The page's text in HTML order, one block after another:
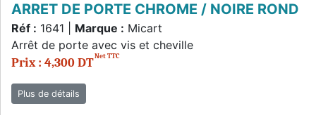
ARRET DE PORTE CHROME / NOIRE ROND
Réf : 1641 | Marque : Micart
Arrêt de porte avec vis et cheville
Prix : 4,300 DTNet TTC
Plus de détails